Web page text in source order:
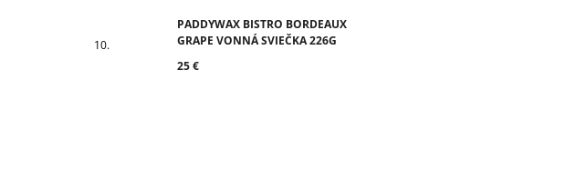
PADDYWAX BISTRO BORDEAUX
GRAPE VONNÁ SVIEČKA 226G
25 €